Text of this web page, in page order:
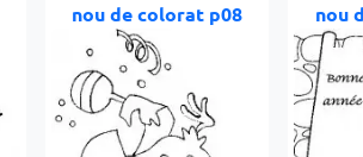
nou de colorat p08
nou